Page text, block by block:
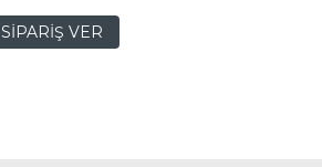
SİPARİŞ VER